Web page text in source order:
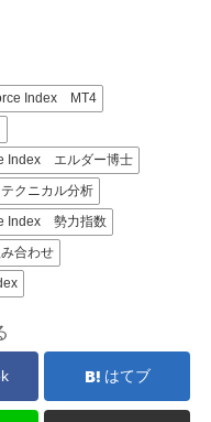
Index MT4
Index エルダー博士
クニカル分析
Index 勢力指数
合わせ
はてブ